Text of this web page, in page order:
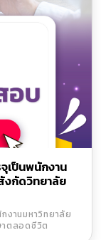
เป็นพนักงาน
งกัดวิทยาลัย
งานมหาวิทยาลัย
าตลอดชีวิต